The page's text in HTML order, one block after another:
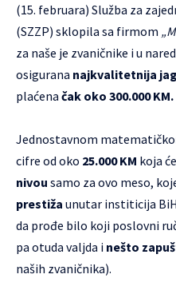
(15. februara) Služba za
(SZZP) sklopila sa firmom
za naše je zvaničnike i u
osigurana najkvalitetnija
plaćena čak oko 300.000 KM.
Jednostavnom
cifre od oko 25.000 KM koja
nivou samo za ovo meso,
prestiža unutar institicija
da prođe bilo koji poslovni
pa otuda valjda i nešto
naših zvaničnika).